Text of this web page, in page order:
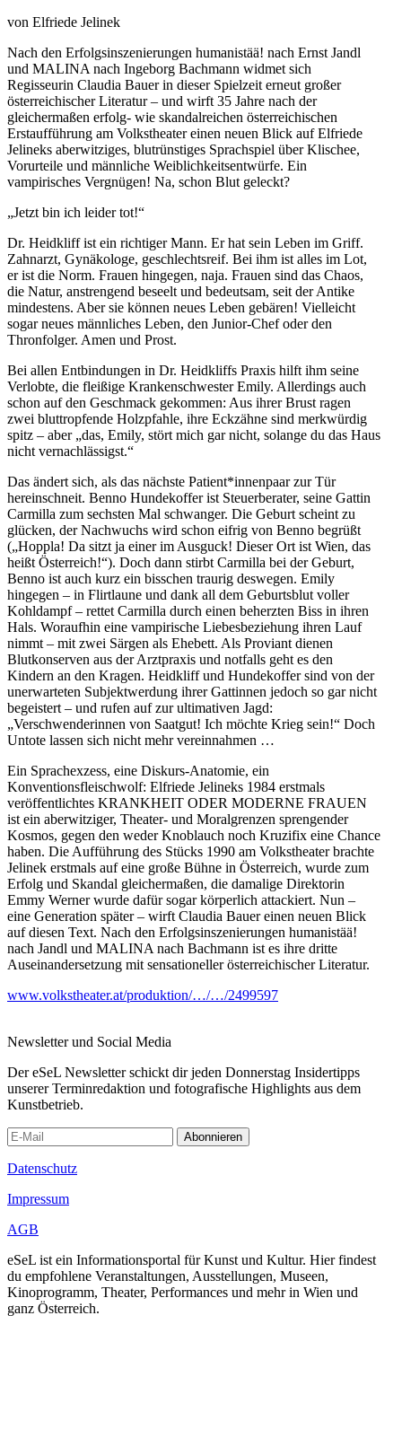
von Elfriede Jelinek
Nach den Erfolgsinszenierungen humanistää! nach Ernst Jandl
und MALINA nach Ingeborg Bachmann widmet sich
Regisseurin Claudia Bauer in dieser Spielzeit erneut großer
österreichischer Literatur – und wirft 35 Jahre nach der
gleichermaßen erfolg- wie skandalreichen österreichischen
Erstaufführung am Volkstheater einen neuen Blick auf Elfriede
Jelineks aberwitziges, blutrünstiges Sprachspiel über Klischee,
Vorurteile und männliche Weiblichkeitsentwürfe. Ein
vampirisches Vergnügen! Na, schon Blut geleckt?
„Jetzt bin ich leider tot!“
Dr. Heidkliff ist ein richtiger Mann. Er hat sein Leben im Griff.
Zahnarzt, Gynäkologe, geschlechtsreif. Bei ihm ist alles im Lot,
er ist die Norm. Frauen hingegen, naja. Frauen sind das Chaos,
die Natur, anstrengend beseelt und bedeutsam, seit der Antike
mindestens. Aber sie können neues Leben gebären! Vielleicht
sogar neues männliches Leben, den Junior-Chef oder den
Thronfolger. Amen und Prost.
Bei allen Entbindungen in Dr. Heidkliffs Praxis hilft ihm seine
Verlobte, die fleißige Krankenschwester Emily. Allerdings auch
schon auf den Geschmack gekommen: Aus ihrer Brust ragen
zwei bluttropfende Holzpfahle, ihre Eckzähne sind merkwürdig
spitz – aber „das, Emily, stört mich gar nicht, solange du das Haus
nicht vernachlässigst.“
Das ändert sich, als das nächste Patient*innenpaar zur Tür
hereinschneit. Benno Hundekoffer ist Steuerberater, seine Gattin
Carmilla zum sechsten Mal schwanger. Die Geburt scheint zu
glücken, der Nachwuchs wird schon eifrig von Benno begrüßt
(„Hoppla! Da sitzt ja einer im Ausguck! Dieser Ort ist Wien, das
heißt Österreich!“). Doch dann stirbt Carmilla bei der Geburt,
Benno ist auch kurz ein bisschen traurig deswegen. Emily
hingegen – in Flirtlaune und dank all dem Geburtsblut voller
Kohldampf – rettet Carmilla durch einen beherzten Biss in ihren
Hals. Woraufhin eine vampirische Liebesbeziehung ihren Lauf
nimmt – mit zwei Särgen als Ehebett. Als Proviant dienen
Blutkonserven aus der Arztpraxis und notfalls geht es den
Kindern an den Kragen. Heidkliff und Hundekoffer sind von der
unerwarteten Subjektwerdung ihrer Gattinnen jedoch so gar nicht
begeistert – und rufen auf zur ultimativen Jagd:
„Verschwenderinnen von Saatgut! Ich möchte Krieg sein!“ Doch
Untote lassen sich nicht mehr vereinnahmen …
Ein Sprachexzess, eine Diskurs-Anatomie, ein
Konventionsfleischwolf: Elfriede Jelineks 1984 erstmals
veröffentlichtes KRANKHEIT ODER MODERNE FRAUEN
ist ein aberwitziger, Theater- und Moralgrenzen sprengender
Kosmos, gegen den weder Knoblauch noch Kruzifix eine Chance
haben. Die Aufführung des Stücks 1990 am Volkstheater brachte
Jelinek erstmals auf eine große Bühne in Österreich, wurde zum
Erfolg und Skandal gleichermaßen, die damalige Direktorin
Emmy Werner wurde dafür sogar körperlich attackiert. Nun –
eine Generation später – wirft Claudia Bauer einen neuen Blick
auf diesen Text. Nach den Erfolgsinszenierungen humanistää!
nach Jandl und MALINA nach Bachmann ist es ihre dritte
Auseinandersetzung mit sensationeller österreichischer Literatur.
www.volkstheater.at/produktion/…/…/2499597
Newsletter und Social Media
Der eSeL Newsletter schickt dir jeden Donnerstag Insidertipps
unserer Terminredaktion und fotografische Highlights aus dem
Kunstbetrieb.
Abonnieren
Datenschutz
Impressum
AGB
eSeL ist ein Informationsportal für Kunst und Kultur. Hier findest
du empfohlene Veranstaltungen, Ausstellungen, Museen,
Kinoprogramm, Theater, Performances und mehr in Wien und
ganz Österreich.